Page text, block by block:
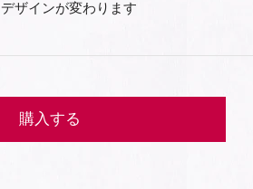
ザインが変わります
購入する